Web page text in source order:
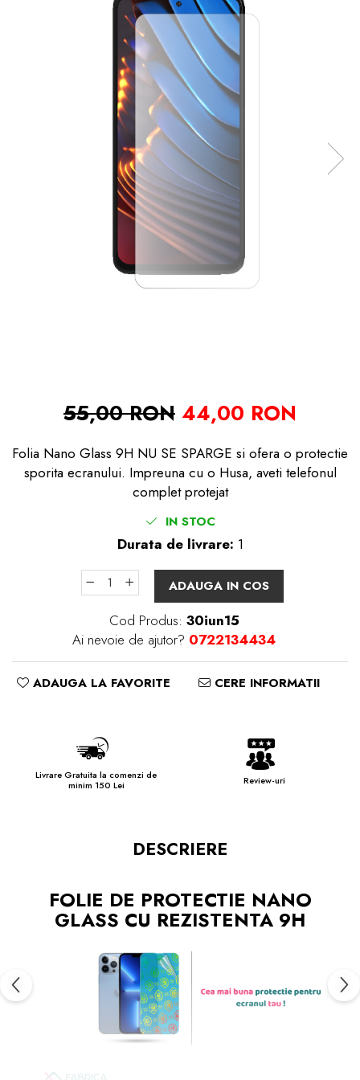
55,00 RON 44,00 RON
Folia Nano Glass 9H NU SE SPARGE si ofera o protectie
sporita ecranului. Impreuna cu o Husa, aveti telefonul
complet protejat
IN STOC
Durata de livrare: 1
ADAUGA IN COS
Cod Produs: 30iun15
Ai nevoie de ajutor? 0722134434
ADAUGA LA FAVORITE CERE INFORMATII
Livrare Gratuita la comenzi de
minim 150 Lei
Review-uri
DESCRIERE
FOLIE DE PROTECTIE NANO
GLASS CU REZISTENTA 9H